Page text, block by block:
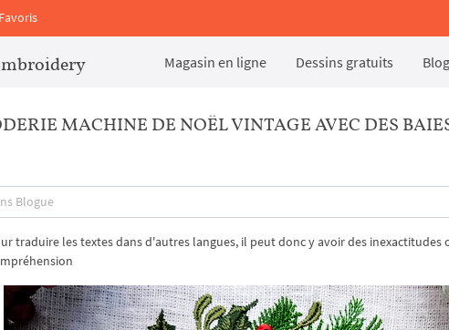
Favoris
Magasin en ligne Dessins gratuits
MACHINE DE NOËL VINTAGE AVEC DES
traduire les textes dans d'autres langues, il peut donc y avoir des inexactitudes